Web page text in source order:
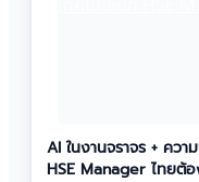
AI ในงานจราจร + คว
HSE Manager ไทยต้